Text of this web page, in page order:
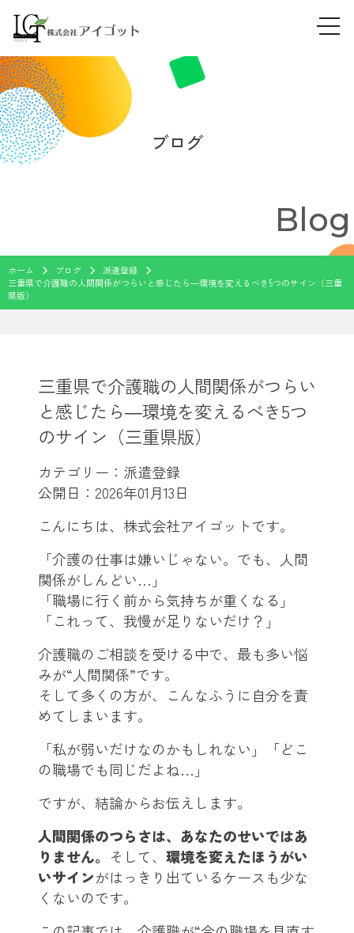
Skip
to
content
ブログ
Blog
ホーム ブログ
派遣登録
三重県で介護職の人間関係がつらいと感じたら―環境を変えるべき5つのサイン（三重
県版）
三重県で介護職の人間関係がつらい
と感じたら―環境を変えるべき5つ
のサイン（三重県版）
カテゴリー：派遣登録
公開日： 2026年01月13日
こんにちは、株式会社アイゴットです。
「介護の仕事は嫌いじゃない。でも、人間
関係がしんどい…」
「職場に行く前から気持ちが重くなる」
「これって、我慢が足りないだけ？」
介護職のご相談を受ける中で、最も多い悩
みが“人間関係”です。
そして多くの方が、こんなふうに自分を責
めてしまいます。
「私が弱いだけなのかもしれない」「どこ
の職場でも同じだよね…」
ですが、結論からお伝えします。
人間関係のつらさは、あなたのせいではあ
りません。 そして、 環境を変えたほうがい
いサインがはっきり出ているケースも少な
くないのです。